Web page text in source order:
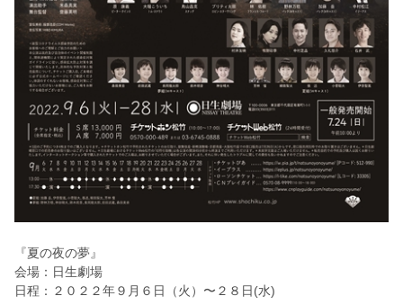
『夏の夜の夢』
会場：日生劇場
日程：２０２２年９月６日（火）〜２８日(水)